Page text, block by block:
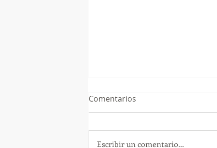
Comentarios
Escribir un comentario...